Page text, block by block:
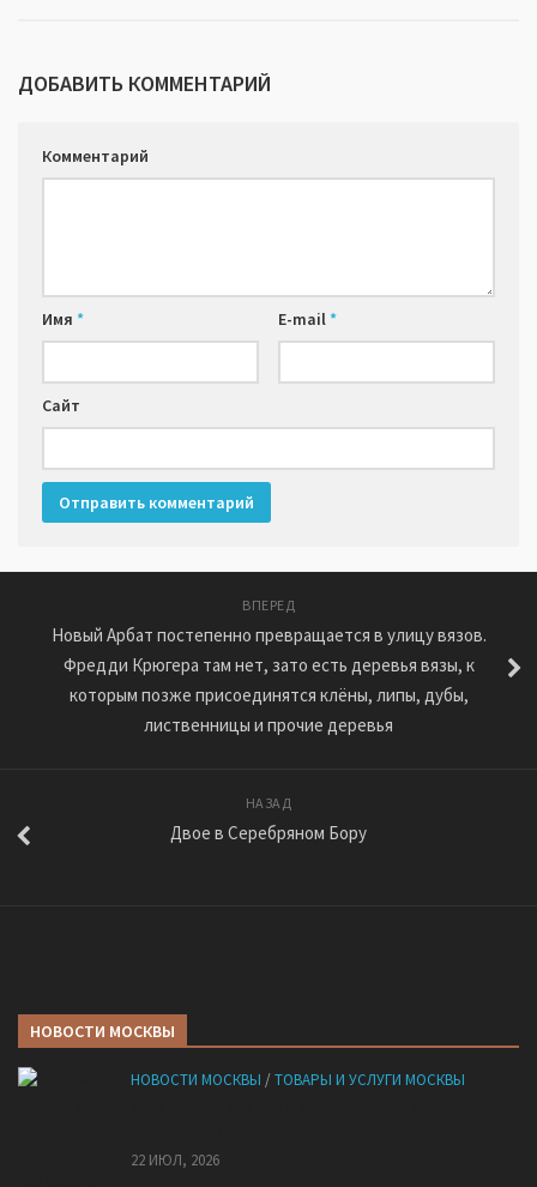
ДОБАВИТЬ КОММЕНТАРИЙ
Комментарий
Имя * E-mail*
Сайт
ВПЕРЕД
Новый Арбат постепенно превращается в улицу вязов.
Фредди Крюгера там нет, зато есть деревья вязы, к
которым позже присоединятся клёны, липы, дубы,
лиственницы и прочие деревья
НАЗАД
Двое в Серебряном Бору
НОВОСТИ МОСКВЫ
НОВОСТИ МОСКВЫ /ТОВАРЫ И УСЛУГИ МОСКВЫ
22 ИЮЛ, 2026